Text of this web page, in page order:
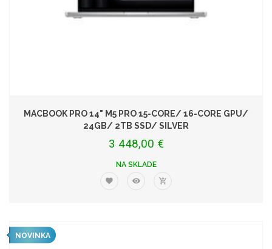
MACBOOK PRO 14" M5 PRO 15-CORE/ 16-CORE GPU/
24GB/ 2TB SSD/ SILVER
3 448,00 €
NA SKLADE
NOVINKA